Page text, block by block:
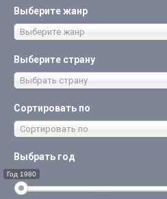
Выберите жанр
Выберите жанр
Выберите страну
Выбрать страну
Сортировать по
Сортировать по
Выбрать год
Год 1980